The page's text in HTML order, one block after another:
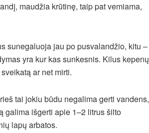
maudžia krūtinę, taip pat vemiama,
sunegaluoja jau po pusvalandžio, kitu –
yra kur kas sunkesnis. Kilus kepenų
ar net mirti.
tai jokiu būdu negalima gerti vandens,
galima išgerti apie 1–2 litrus šilto
lapų arbatos.